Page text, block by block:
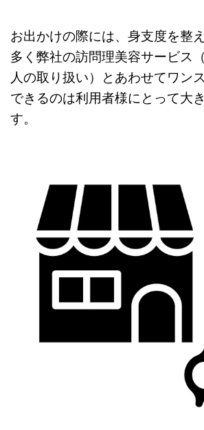
お出かけの際には、身支度を整
多く弊社の訪問理美容サービス
人の取り扱い）とあわせてワン
できるのは利用者様にとって大
す。